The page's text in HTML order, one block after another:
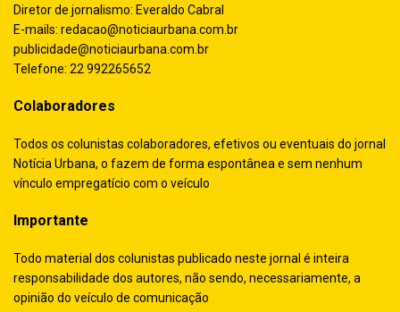
Diretor de jornalismo: Everaldo Cabral
E-mails: redacao@noticiaurbana.com.br
publicidade@noticiaurbana.com.br
Telefone: 22 992265652
Colaboradores
Todos os colunistas colaboradores, efetivos ou eventuais do jornal
Notícia Urbana, o fazem de forma espontânea e sem nenhum
vínculo empregatício com o veículo
Importante
Todo material dos colunistas publicado neste jornal é inteira
responsabilidade dos autores, não sendo, necessariamente, a
opinião do veículo de comunicação